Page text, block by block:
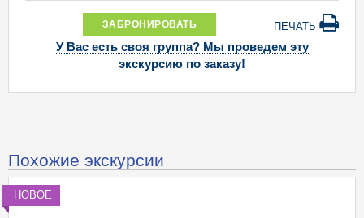
ЗАБРОНИРОВАТЬ ПЕЧАТЬ
У Вас есть своя группа? Мы проведем эту
экскурсию по заказу!
Похожие экскурсии
НОВОЕ